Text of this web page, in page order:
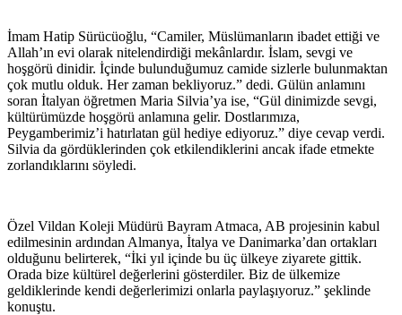
İmam Hatip Sürücüoğlu, “Camiler, Müslümanların ibadet ettiği ve
Allah’ın evi olarak nitelendirdiği mekânlardır. İslam, sevgi ve
hoşgörü dinidir. İçinde bulunduğumuz camide sizlerle bulunmaktan
çok mutlu olduk. Her zaman bekliyoruz.” dedi. Gülün anlamını
soran İtalyan öğretmen Maria Silvia’ya ise, “Gül dinimizde sevgi,
kültürümüzde hoşgörü anlamına gelir. Dostlarımıza,
Peygamberimiz’i hatırlatan gül hediye ediyoruz.” diye cevap verdi.
Silvia da gördüklerinden çok etkilendiklerini ancak ifade etmekte
zorlandıklarını söyledi.
Özel Vildan Koleji Müdürü Bayram Atmaca, AB projesinin kabul
edilmesinin ardından Almanya, İtalya ve Danimarka’dan ortakları
olduğunu belirterek, “İki yıl içinde bu üç ülkeye ziyarete gittik.
Orada bize kültürel değerlerini gösterdiler. Biz de ülkemize
geldiklerinde kendi değerlerimizi onlarla paylaşıyoruz.” şeklinde
konuştu.